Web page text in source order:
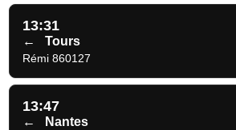
13:31
← Tours
Rémi 860127
13:47
← Nantes